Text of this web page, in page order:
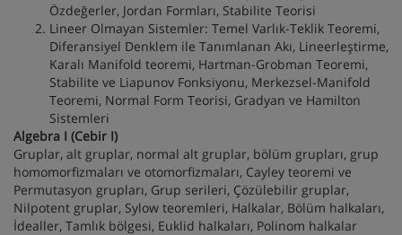
Özdeğerler, Jordan Formları, Stabilite Teorisi
Lineer Olmayan Sistemler: Temel Varlık-Teklik Teoremi,
Diferansiyel Denklem ile Tanımlanan Akı, Lineerleştirme,
Karalı Manifold teoremi, Hartman-Grobman Teoremi,
Stabilite ve Liapunov Fonksiyonu, Merkezsel-Manifold
Teoremi, Normal Form Teorisi, Gradyan ve Hamilton
Sistemleri
Algebra I (Cebir I)
Gruplar, alt gruplar, normal alt gruplar, bölüm grupları, grup
homomorfizmaları ve otomorfizmaları, Cayley teoremi ve
Permutasyon grupları, Grup serileri, Çözülebilir gruplar,
Nilpotent gruplar, Sylow teoremleri, Halkalar, Bölüm halkaları,
İdealler, Tamlık bölgesi, Euklid halkaları, Polinom halkalar